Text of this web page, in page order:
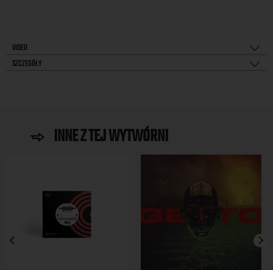
VIDEO
SZCZEGÓŁY
INNE Z TEJ WYTWÓRNI